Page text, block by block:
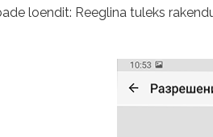
loendit: Reeglina tuleks